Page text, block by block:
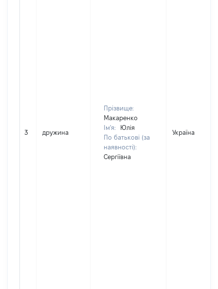
3 дружина
Прізвище:
Макаренко
Ім'я:
Юлія
По батькові (за
наявності):
Сергіївна
Україна